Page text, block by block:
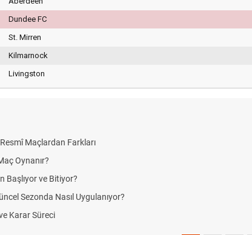
Dundee FC
St. Mirren
Kilmarnock
Livingston
Resmî Maçlardan Farkları
Oynanır?
Başlıyor ve Bitiyor?
Sezonda Nasıl Uygulanıyor?
Karar Süreci